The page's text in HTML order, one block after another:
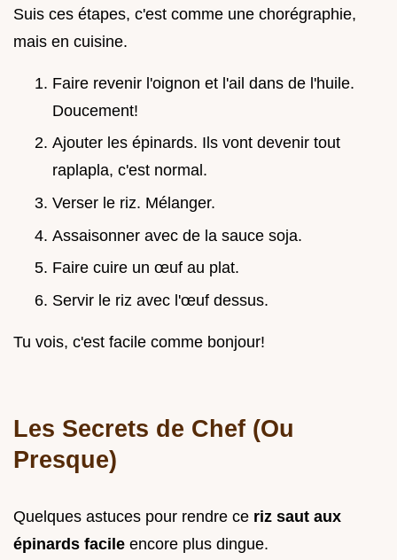
Suis ces étapes, c'est comme une chorégraphie,
mais en cuisine.
Faire revenir l'oignon et l'ail dans de l'huile.
Doucement!
Ajouter les épinards. Ils vont devenir tout
raplapla, c'est normal.
Verser le riz. Mélanger.
Assaisonner avec de la sauce soja.
Faire cuire un œuf au plat.
Servir le riz avec l'œuf dessus.
Tu vois, c'est facile comme bonjour!
Les Secrets de Chef (Ou
Presque)
Quelques astuces pour rendre ce riz saut aux
épinards facile encore plus dingue.